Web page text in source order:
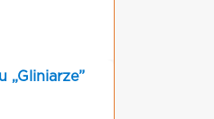
„Gliniarze”